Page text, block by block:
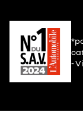
-